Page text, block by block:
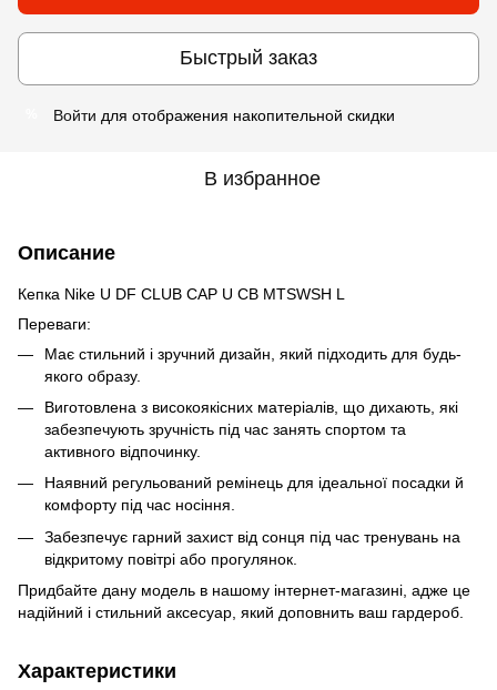
Быстрый заказ
Войти для отображения накопительной скидки
В избранное
Описание
Кепка Nike U DF CLUB CAP U CB MTSWSH L
Переваги:
Має стильний і зручний дизайн, який підходить для будь-
якого образу.
Виготовлена з високоякісних матеріалів, що дихають, які
забезпечують зручність під час занять спортом та
активного відпочинку.
Наявний регульований ремінець для ідеальної посадки й
комфорту під час носіння.
Забезпечує гарний захист від сонця під час тренувань на
відкритому повітрі або прогулянок.
Придбайте дану модель в нашому інтернет-магазині, адже це
надійний і стильний аксесуар, який доповнить ваш гардероб.
Характеристики